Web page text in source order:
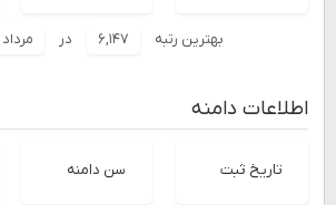
بهترین رتبه ۶,۱۴۷ در مرداد
اطلاعات دامنه
تاریخ ثبت سن دامنه